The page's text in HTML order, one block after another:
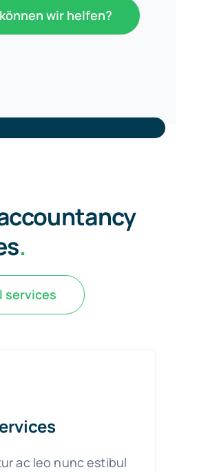
wir helfen?
.
services
ac leo nunc estibul